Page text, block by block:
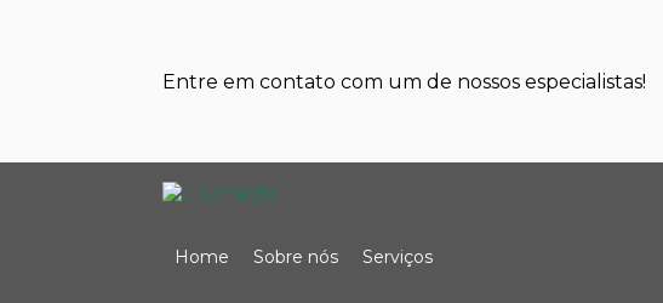
Entre em contato com um de nossos especialistas!
Home Sobre nós Serviços